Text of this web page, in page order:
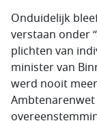
Onduidelijk
verstaan onder
plichten van
minister van
werd nooit